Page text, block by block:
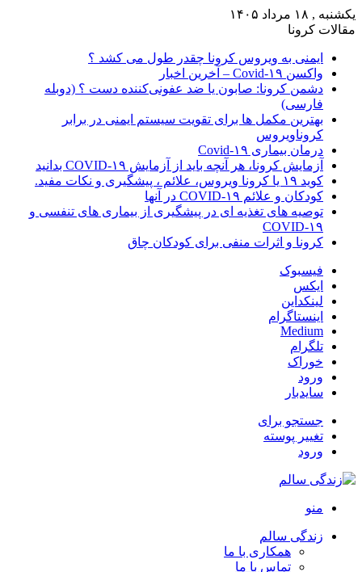
یکشنبه , ۱۸ مرداد ۱۴۰۵
مقالات کرونا
ایمنی به ویروس کرونا چقدر طول می کشد ؟
واکسن Covid-۱۹ – آخرین اخبار
دشمن کرونا: صابون یا ضد عفونی‌کننده دست ؟ (دوبله
فارسی)
بهترین مکمل ها برای تقویت سیستم ایمنی در برابر
کروناویروس
درمان بیماری Covid-۱۹
آزمایش کرونا، هر آنچه باید از آزمایش COVID-۱۹ بدانید
کوید ۱۹ یا کرونا ویروس، علائم ، پیشگیری و نکات مفید.
کودکان و علائم COVID-۱۹ در آنها
توصیه های تغذیه ای در پیشگیری از بیماری های تنفسی و
COVID-۱۹
کرونا و اثرات منفی برای کودکان چاق
فیسبوک
ایکس
لینکداین
اینستاگرام
Medium
تلگرام
خوراک
ورود
سایدبار
جستجو برای
تغییر پوسته
ورود
منو
زندگی سالم
همکاری با ما
تماس با ما